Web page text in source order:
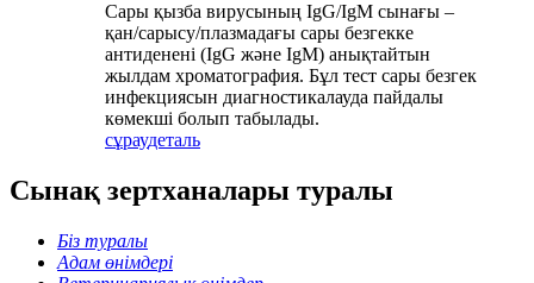
Сары қызба вирусының IgG/IgM сынағы –
қан/сарысу/плазмадағы сары безгекке
антиденені (IgG және IgM) анықтайтын
жылдам хроматография. Бұл тест сары безгек
инфекциясын диагностикалауда пайдалы
көмекші болып табылады.
сұраудеталь
Сынақ зертханалары туралы
Біз туралы
Адам өнімдері